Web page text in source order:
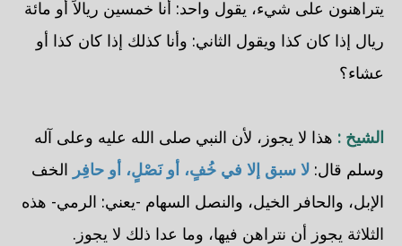
يتراهنون على شيء، يقول واحد: أنا خمسين ريالاً أو مائة
ريال إذا كان كذا ويقول الثاني: وأنا كذلك إذا كان كذا أو
عشاء؟
الشيخ : هذا لا يجوز، لأن النبي صلى الله عليه وعلى آله
وسلم قال: لا سبق إلا في خُفٍ، أو نَصْلٍ، أو حافِر الخف
الإبل، والحافر الخيل، والنصل السهام -يعني: الرمي- هذه
الثلاثة يجوز أن نتراهن فيها، وما عدا ذلك لا يجوز.